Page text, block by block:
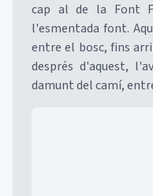
cap al de la Font
l'esmentada font.
entre el bosc, fins
després d'aquest,
damunt del camí,